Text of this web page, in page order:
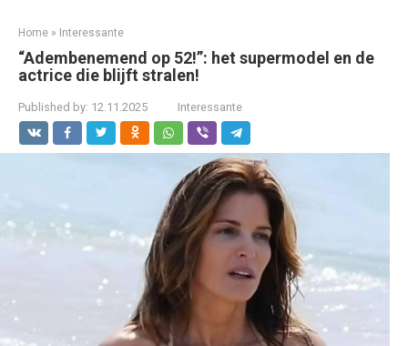
Home » Interessante
“Adembenemend op 52!”: het supermodel en de
actrice die blijft stralen!
Published by: 12.11.2025 Interessante